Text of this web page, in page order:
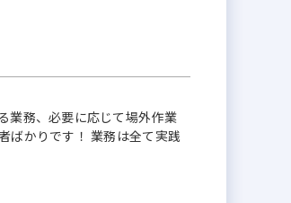
業務、必要に応じて場外作業
ばかりです！ 業務は全て実践